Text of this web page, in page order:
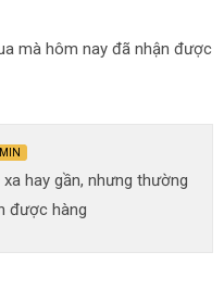
mà hôm nay đã nhận được
hay gần, nhưng thường
được hàng